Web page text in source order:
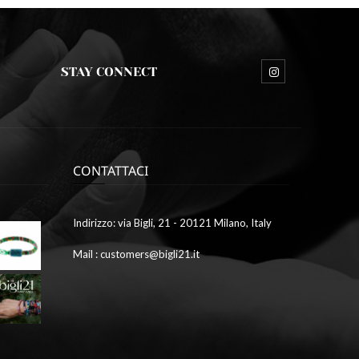
STAY CONNECT
9,
2023
galleria1
9,
2023
galleria7
CONTATTACI
Indirizzo: via Bigli, 21 - 20121 Milano, Italy
Mail : customers@bigli21.it